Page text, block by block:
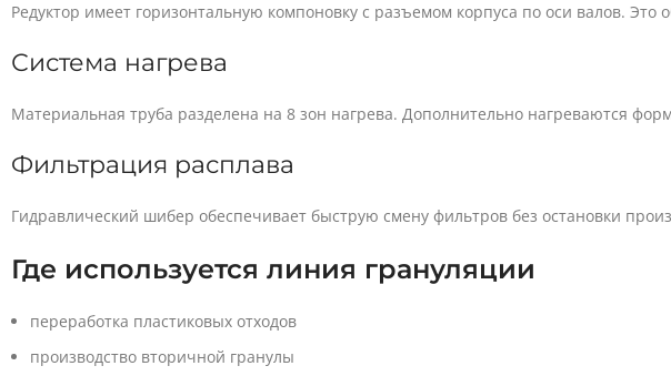
Редуктор имеет горизонтальную компоновку с разъемом корпуса по оси валов. Это
Система нагрева
Материальная труба разделена на 8 зон нагрева. Дополнительно нагреваются
Фильтрация расплава
Гидравлический шибер обеспечивает быструю смену фильтров без остановки
Где используется линия грануляции
переработка пластиковых отходов
производство вторичной гранулы